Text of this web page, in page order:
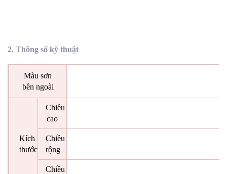
2. Thông số kỹ thuật
Màu sơn
bên ngoài
Kích
thước
Chiều
cao
Chiều
rộng
Chiều